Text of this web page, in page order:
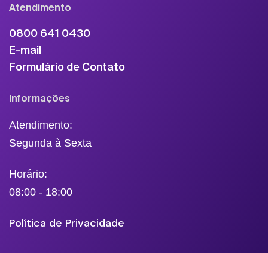
Atendimento
0800 641 0430
E-mail
Formulário de Contato
Informações
Atendimento:
Segunda à Sexta
Horário:
08:00 - 18:00
Política de Privacidade